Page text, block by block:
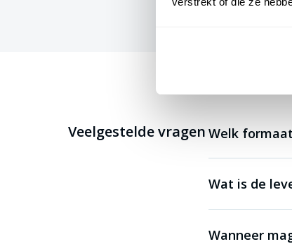
Veelgestelde vragen Welk
Wat is de
Wanneer